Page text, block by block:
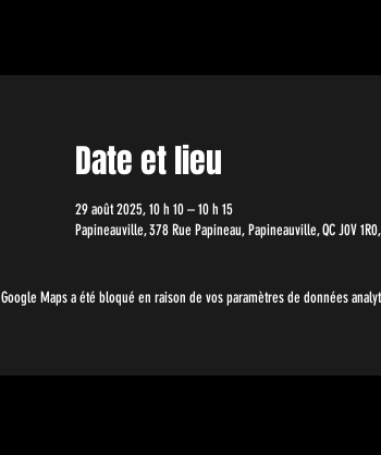
Date et lieu
29 août 2025, 10 h 10 – 10 h 15
Papineauville, 378 Rue Papineau, Papineauville, QC J0V
Google Maps a été bloqué en raison de vos paramètres de données